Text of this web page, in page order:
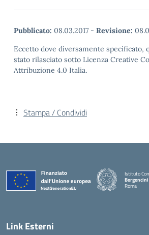
Pubblicato: 08.03.2017 - Revisione:
Eccetto dove diversamente specificato,
stato rilasciato sotto Licenza Creative
Attribuzione 4.0 Italia.
Stampa / Condividi
Istituto
Borgoncini
Roma
Link Esterni